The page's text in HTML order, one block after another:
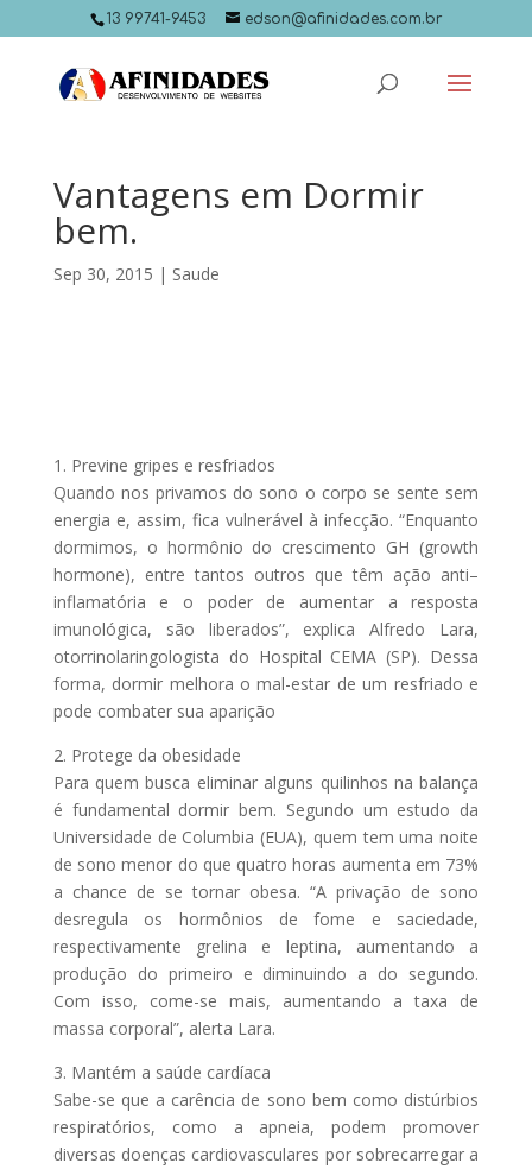
13 99741-9453 edson@afinidades.com.br
Vantagens em Dormir
bem.
Sep 30, 2015 | Saude
1. Previne gripes e resfriados
Quando nos privamos do sono o corpo se sente sem
energia e, assim, fica vulnerável à infecção. “Enquanto
dormimos, o hormônio do crescimento GH (growth
hormone), entre tantos outros que têm ação anti–
inflamatória e o poder de aumentar a resposta
imunológica, são liberados”, explica Alfredo Lara,
otorrinolaringologista do Hospital CEMA (SP). Dessa
forma, dormir melhora o mal-estar de um resfriado e
pode combater sua aparição
2. Protege da obesidade
Para quem busca eliminar alguns quilinhos na balança
é fundamental dormir bem. Segundo um estudo da
Universidade de Columbia (EUA), quem tem uma noite
de sono menor do que quatro horas aumenta em 73%
a chance de se tornar obesa. “A privação de sono
desregula os hormônios de fome e saciedade,
respectivamente grelina e leptina, aumentando a
produção do primeiro e diminuindo a do segundo.
Com isso, come-se mais, aumentando a taxa de
massa corporal”, alerta Lara.
3. Mantém a saúde cardíaca
Sabe-se que a carência de sono bem como distúrbios
respiratórios, como a apneia, podem promover
diversas doenças cardiovasculares por sobrecarregar a